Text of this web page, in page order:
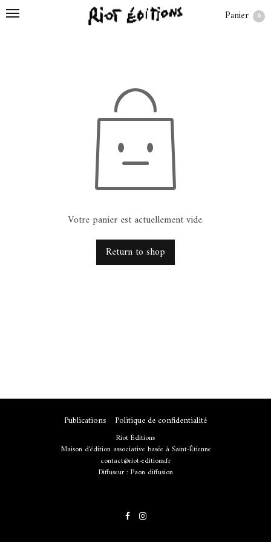
Panier 0
Votre panier est actuellement vide.
Return to shop
Publications Politique de confidentialité
Riot Éditions
Maison d'édition associative basée à Saint-Étienne
contact@riot-editions.fr
Diffuseur : Paon diffusion